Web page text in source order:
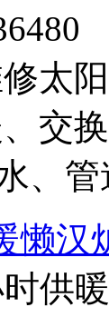
太
交
、
懒汉
供